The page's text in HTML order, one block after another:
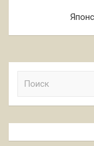
к